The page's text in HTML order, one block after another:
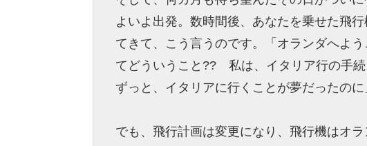
よいよ出発。数時間後、あなたを乗せた飛
てきて、こう言うのです。「オランダへよ
てどういうこと?? 私は、イタリア行の手続
ずっと、イタリアに行くことが夢だったのに
でも、飛行計画は変更になり、飛行機はオ